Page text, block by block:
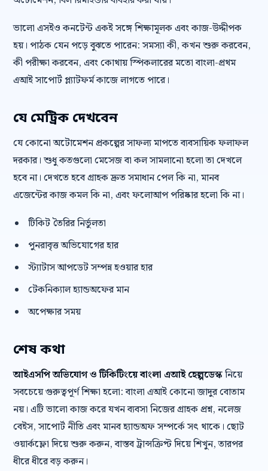
ভালো এসইও কনটেন্ট একই সঙ্গে শিক্ষামূলক এবং কাজ-উদ্দীপক
হয়। পাঠক যেন পড়ে বুঝতে পারেন: সমস্যা কী, কখন শুরু করবেন,
কী পরীক্ষা করবেন, এবং কোথায় স্পিকলারের মতো বাংলা-প্রথম
এআই সাপোর্ট প্ল্যাটফর্ম কাজে লাগতে পারে।
যে মেট্রিক দেখবেন
যে কোনো অটোমেশন প্রকল্পের সাফল্য মাপতে ব্যবসায়িক ফলাফল
দরকার। শুধু কতগুলো মেসেজ বা কল সামলানো হলো তা দেখলে
হবে না। দেখতে হবে গ্রাহক দ্রুত সমাধান পেল কি না, মানব
এজেন্টের কাজ কমল কি না, এবং ফলোআপ পরিষ্কার হলো কি না।
টিকিট তৈরির নির্ভুলতা
পুনরাবৃত্ত অভিযোগের হার
স্ট্যাটাস আপডেট সম্পন্ন হওয়ার হার
টেকনিক্যাল হ্যান্ডঅফের মান
অপেক্ষার সময়
শেষ কথা
আইএসপি অভিযোগ ও টিকিটিংয়ে বাংলা এআই হেল্পডেস্কনিয়ে
সবচেয়ে গুরুত্বপূর্ণ শিক্ষা হলো: বাংলা এআই কোনো জাদুর বোতাম
নয়। এটি ভালো কাজ করে যখন ব্যবসা নিজের গ্রাহক প্রশ্ন, নলেজ
বেইস, সাপোর্ট নীতি এবং মানব হ্যান্ডঅফ সম্পর্কে সৎ থাকে। ছোট
ওয়ার্কফ্লো দিয়ে শুরু করুন, বাস্তব ট্রান্সক্রিপ্ট দিয়ে শিখুন, তারপর
ধীরে ধীরে বড় করুন।